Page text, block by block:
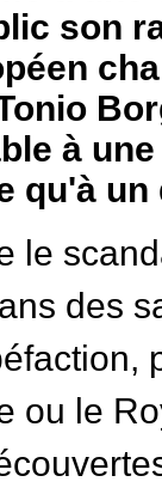
son
à
qu'à
le
des
ou le